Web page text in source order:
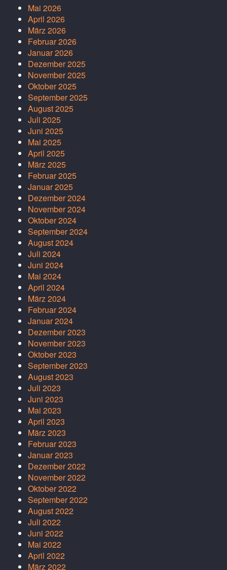
Mai 2026
April 2026
März 2026
Februar 2026
Januar 2026
Dezember 2025
November 2025
Oktober 2025
September 2025
August 2025
Juli 2025
Juni 2025
Mai 2025
April 2025
März 2025
Februar 2025
Januar 2025
Dezember 2024
November 2024
Oktober 2024
September 2024
August 2024
Juli 2024
Juni 2024
Mai 2024
April 2024
März 2024
Februar 2024
Januar 2024
Dezember 2023
November 2023
Oktober 2023
September 2023
August 2023
Juli 2023
Juni 2023
Mai 2023
April 2023
März 2023
Februar 2023
Januar 2023
Dezember 2022
November 2022
Oktober 2022
September 2022
August 2022
Juli 2022
Juni 2022
Mai 2022
April 2022
März 2022